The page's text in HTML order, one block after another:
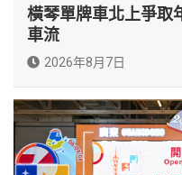
橫琴單牌車北上爭取
車流
2026年8月7日